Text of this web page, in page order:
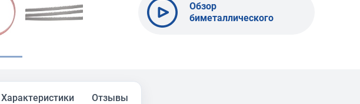
Обзор
биметаллического
Характеристики Отзывы